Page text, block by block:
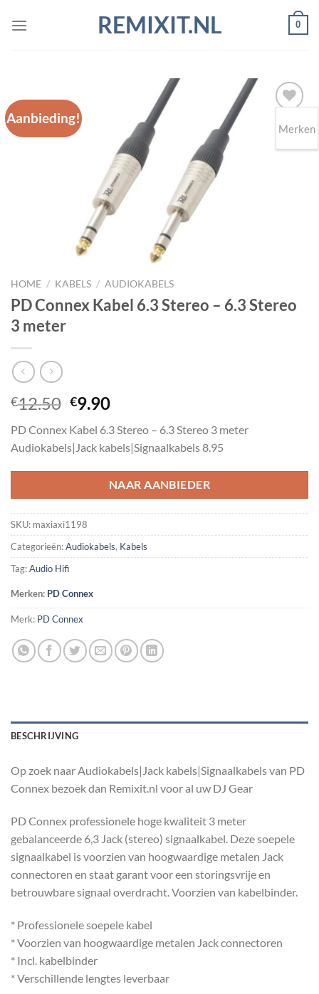
naar
REMIXIT.NL 0
Aanbieding!
Toevoegen
HOME / KABELS / AUDIOKABELS
PD Connex Kabel 6.3 Stereo – 6.3 Stereo
3 meter
€12.50 Oorspronkelijke
was:
€12.50.
€9.90Huidige
is:
€9.90.
PD Connex Kabel 6.3 Stereo – 6.3 Stereo 3 meter
Audiokabels|Jack kabels|Signaalkabels 8.95
NAAR AANBIEDER
SKU: maxiaxi1198
Categorieën:Audiokabels, Kabels
Tag:Audio Hifi
Merken: PD Connex
Merk: PD Connex
BESCHRIJVING
Op zoek naar Audiokabels|Jack kabels|Signaalkabels van PD
Connex bezoek dan Remixit.nl voor al uw DJ Gear
PD Connex professionele hoge kwaliteit 3 meter
gebalanceerde 6,3 Jack (stereo) signaalkabel. Deze soepele
signaalkabel is voorzien van hoogwaardige metalen Jack
connectoren en staat garant voor een storingsvrije en
betrouwbare signaal overdracht. Voorzien van kabelbinder.
* Professionele soepele kabel
* Voorzien van hoogwaardige metalen Jack connectoren
* Incl. kabelbinder
* Verschillende lengtes leverbaar
Merken